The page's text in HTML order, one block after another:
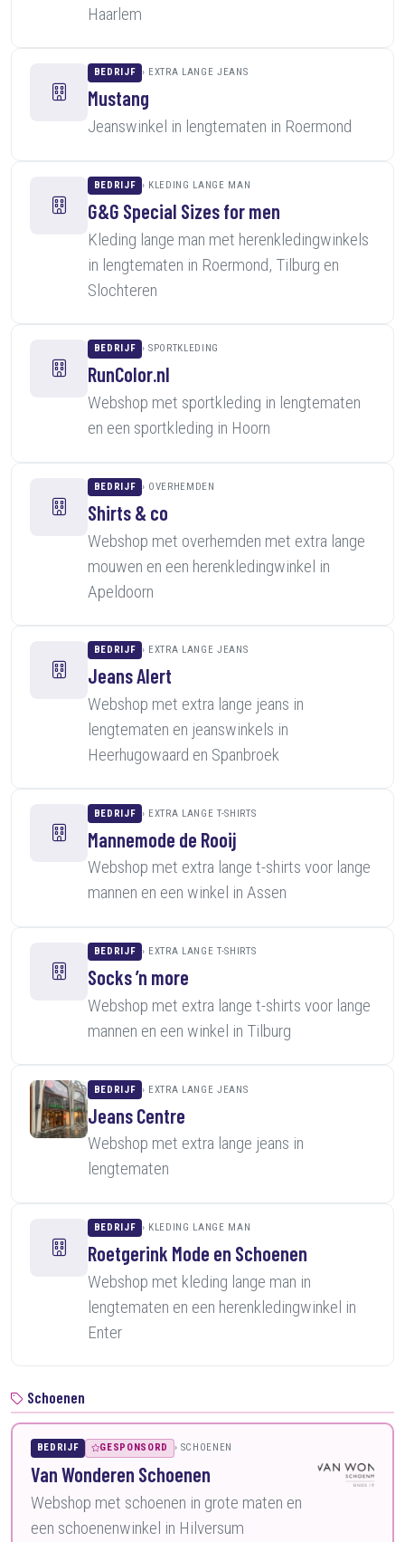
Haarlem
BEDRIJF EXTRA LANGE JEANS
Mustang
Jeanswinkel in lengtematen in Roermond
BEDRIJF KLEDING LANGE MAN
G&G Special Sizes for men
Kleding lange man met herenkledingwinkels
in lengtematen in Roermond, Tilburg en
Slochteren
BEDRIJF SPORTKLEDING
RunColor.nl
Webshop met sportkleding in lengtematen
en een sportkleding in Hoorn
BEDRIJF OVERHEMDEN
Shirts & co
Webshop met overhemden met extra lange
mouwen en een herenkledingwinkel in
Apeldoorn
BEDRIJF EXTRA LANGE JEANS
Jeans Alert
Webshop met extra lange jeans in
lengtematen en jeanswinkels in
Heerhugowaard en Spanbroek
BEDRIJF EXTRA LANGE T-SHIRTS
Mannemode de Rooij
Webshop met extra lange t-shirts voor lange
mannen en een winkel in Assen
BEDRIJF EXTRA LANGE T-SHIRTS
Socks ’n more
Webshop met extra lange t-shirts voor lange
mannen en een winkel in Tilburg
BEDRIJF EXTRA LANGE JEANS
Jeans Centre
Webshop met extra lange jeans in
lengtematen
BEDRIJF KLEDING LANGE MAN
Roetgerink Mode en Schoenen
Webshop met kleding lange man in
lengtematen en een herenkledingwinkel in
Enter
Schoenen
BEDRIJF GESPONSORD SCHOENEN
Van Wonderen Schoenen
Webshop met schoenen in grote maten en
een schoenenwinkel in Hilversum